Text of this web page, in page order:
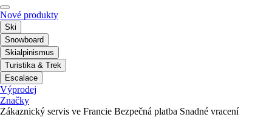
Nové produkty
Ski
Snowboard
Skialpinismus
Turistika & Trek
Escalace
Výprodej
Značky
Zákaznický servis ve Francie Bezpečná platba Snadné vracení